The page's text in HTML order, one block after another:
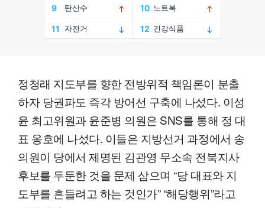
정청래 지도부를 향한 전방위적 책임론이 분출
하자 당권파도 즉각 방어선 구축에 나섰다. 이성
윤 최고위원과 윤준병 의원은 SNS를 통해 정 대
표 옹호에 나섰다. 이들은 지방선거 과정에서 송
의원이 당에서 제명된 김관영 무소속 전북지사
후보를 두둔한 것을 문제 삼으며 “당 대표와 지
도부를 흔들려고 하는 것인가” “해당행위”라고